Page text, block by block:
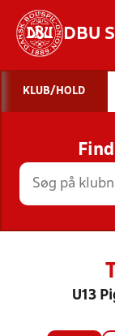
DBU
KLUB/HOLD
U13